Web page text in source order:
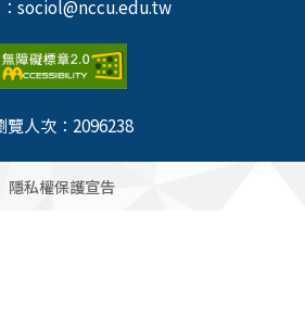
sociol@nccu.edu.tw
覽人次： 2096238
隱私權保護宣告